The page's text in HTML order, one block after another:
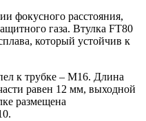
фокусного расстояния,
газа. Втулка FT80
который устойчив к
к трубке – M16. Длина
равен 12 мм, выходной
размещена